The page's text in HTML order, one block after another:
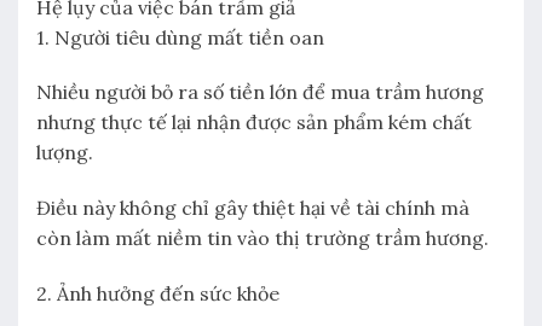
Hệ lụy của việc bán trầm giả
1. Người tiêu dùng mất tiền oan
Nhiều người bỏ ra số tiền lớn để mua trầm hương
nhưng thực tế lại nhận được sản phẩm kém chất
lượng.
Điều này không chỉ gây thiệt hại về tài chính mà
còn làm mất niềm tin vào thị trường trầm hương.
2. Ảnh hưởng đến sức khỏe